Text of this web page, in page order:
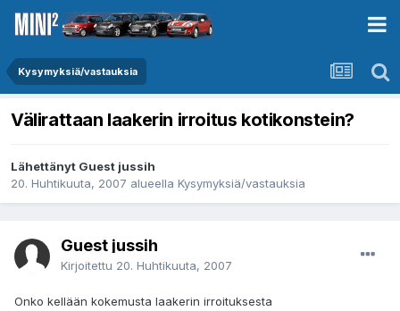
Kysymyksiä/vastauksia
Välirattaan laakerin irroitus kotikonstein?
Lähettänyt Guest jussih
20. Huhtikuuta, 2007 alueella Kysymyksiä/vastauksia
Guest jussih
Kirjoitettu 20. Huhtikuuta, 2007
Onko kellään kokemusta laakerin irroituksesta